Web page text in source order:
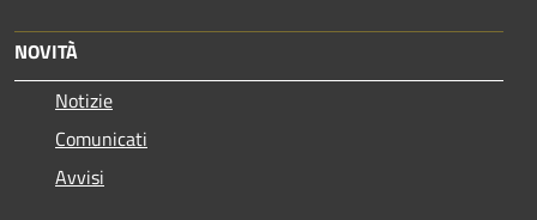
NOVITÀ
Notizie
Comunicati
Avvisi